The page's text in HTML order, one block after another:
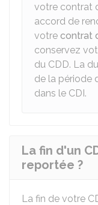
votre contrat
accord de
votre contrat
conservez
du CDD. La
de la période
dans le CDI.
La fin d'un
reportée ?
La fin de votre